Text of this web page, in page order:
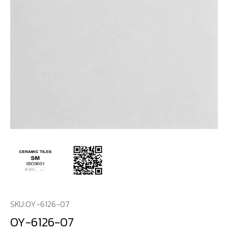
SKU:OY-6126-07
OY-6126-07